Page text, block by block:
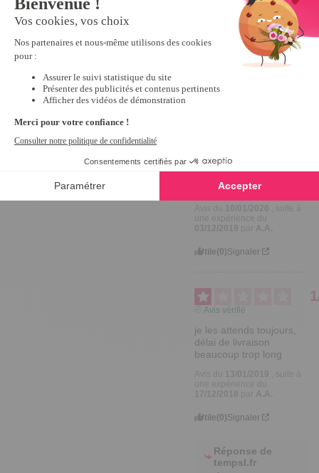
achat renvoyé cause
trop petit ai reçue mon
retour ce jour
03/02/2023 , suite à
une expérience du
Avis vérifié
A.A.
Utile(0)Signaler
1
Avis vérifié
je les attends toujours,
délai de livraison
beaucoup trop long
Utile(0)Signaler
Réponse de
tempsl.fr